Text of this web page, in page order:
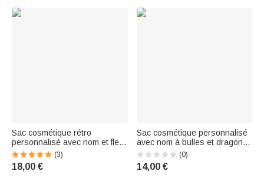
Sac cosmétique rétro
personnalisé avec nom et fleur
de naissance Accessoires de
voyage Cadeau d'anniversaire
de la fête des mères pour les
(3)
18,00 €
Sac cosmétique personnalisé
avec nom à bulles et dragonne
Cadeau d'anniversaire pour
les diplômés
(0)
14,00 €